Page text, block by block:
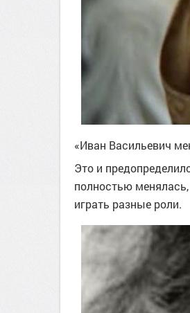
«Иван Васильевич
Это и
полностью
играть разные роли.